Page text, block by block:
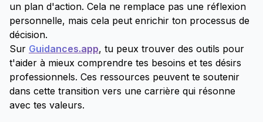
un plan d'action. Cela ne remplace pas une réflexion
personnelle, mais cela peut enrichir ton processus de
décision.
Sur Guidances.app, tu peux trouver des outils pour
t'aider à mieux comprendre tes besoins et tes désirs
professionnels. Ces ressources peuvent te soutenir
dans cette transition vers une carrière qui résonne
avec tes valeurs.